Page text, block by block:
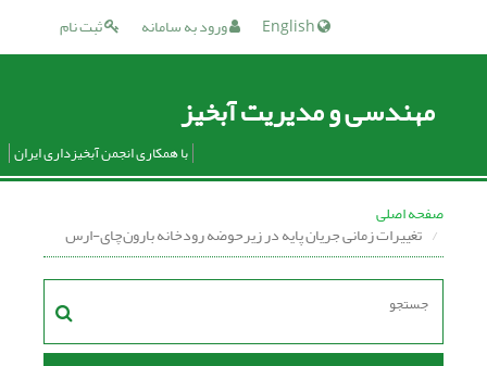
ثبت نام ورود به سامانه
مهندسی و مدیریت آبخیز
با همکاری انجمن آبخیزداری ایران
صفحه اصلی
تغییرات زمانی جریان پایه در زیرحوضه رودخانه بارون‌چای-ارس